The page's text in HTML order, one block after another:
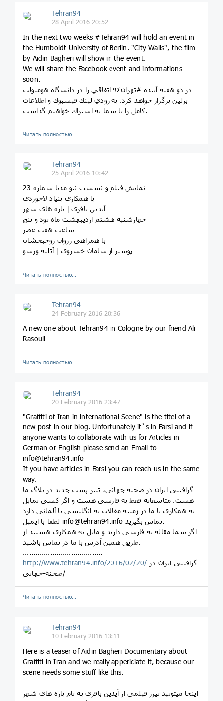
Tehran94
28 April 2016 20:52
In the next two weeks #Tehran94 will hold an event in
the Humboldt University of Berlin. "City Walls", the film
by Aidin Bagheri will show in the event.
We will share the Facebook event and informations
soon.
در دو هفته آينده #تهران٩٤ اتفاقي را در دانشگاه هومبولت
برلين برگزار خواهد كرد. به زودي لينك فيسبوك و اطلاعات
كامل را با شما به اشتراك خواهيم گذاشت.
Читать полностью…
Tehran94
25 April 2016 10:42
نمایش فیلم و نشست نیو مدیا شماره 23
با همکاری بنیاد لاجوردی
آیدین باقری | باره های شهر
چهارشنبه هشتم اردیبهشت ماه نود و پنج
ساعت هفت عصر
با همراهی زروان روحبخشان
پوستر از سامان خسروی | آتلیه ورشو
Читать полностью…
Tehran94
24 February 2016 20:36
A new one about Tehran94 in Cologne by our friend Ali
Rasouli
Читать полностью…
Tehran94
20 February 2016 23:47
"Graffiti of Iran in international Scene" is the titel of a
new post in our blog. Unfortunately it`s in Farsi and if
anyone wants to collaborate with us for Articles in
German or English please send an Email to
info@tehran94.info
If you have articles in Farsi you can reach us in the same
way.
گرافیتی ایران در صحنه جهانی، تیتر پست جدید در بلاگ ما
هست. متاسفانه فقط به فارسی هست و اگر کسی تمایل
به همکاری با ما در زمینه مقالات به انگلیسی یا آلمانی دارد
لطفا با ایمیل info@tehran94.info تماس بگیرید.
اگر شما مقاله به فارسی دارید و مایل به همکاری هستید از
طریق همین آدرس با ما در تماس باشید.
......................................
http://www.tehran94.info/2016/02/20/گرافیتی-ایران-در-
صحنه-جهانی/
Читать полностью…
Tehran94
10 February 2016 13:11
Here is a teaser of Aidin Bagheri Documentary about
Graffiti in Iran and we really appericiate it, because our
scene needs some stuff like this.
اینجا میتونید تیزر فیلمی از آیدین باقری به نام باره های شهر